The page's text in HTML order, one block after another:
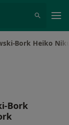
Bork Heiko
Bork